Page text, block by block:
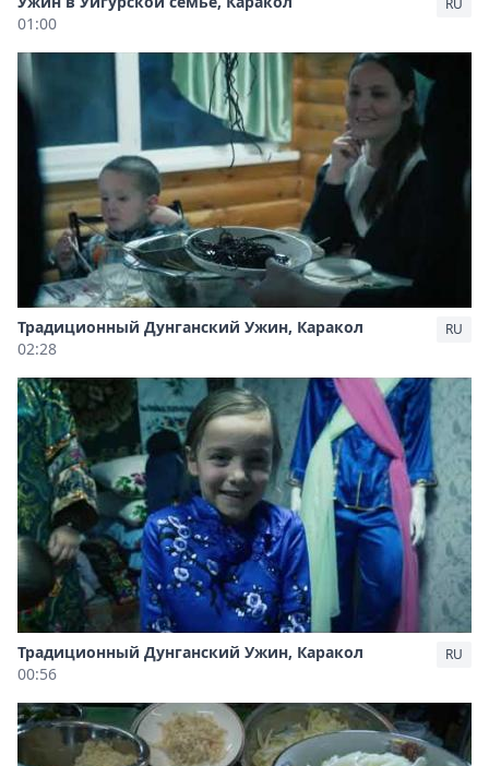
01:00
RU
Традиционный Дунганский Ужин, Каракол
02:28
RU
Традиционный Дунганский Ужин, Каракол
00:56
RU